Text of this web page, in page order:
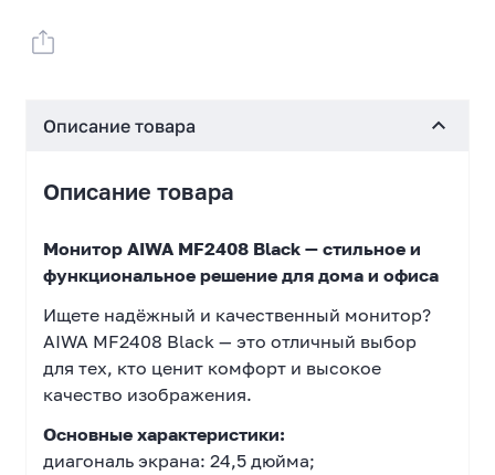
Описание товара
Описание товара
Монитор AIWA MF2408 Black — стильное и
функциональное решение для дома и офиса
Ищете надёжный и качественный монитор?
AIWA MF2408 Black — это отличный выбор
для тех, кто ценит комфорт и высокое
качество изображения.
Основные характеристики:
диагональ экрана: 24,5 дюйма;